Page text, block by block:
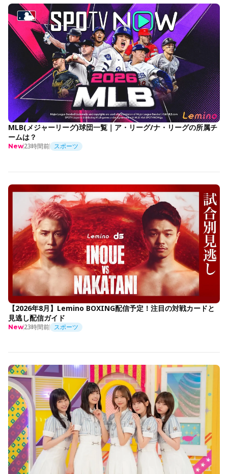
MLB(メジャーリーグ)球団一覧｜ア・リーグ/ナ・リーグの所属チ
ームは？
New23時間前 スポーツ
【2026年8月】Lemino BOXING配信予定！注目の対戦カードと
見逃し配信ガイド
New23時間前 スポーツ